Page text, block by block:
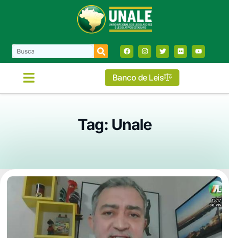
Banco de Leis
Tag: Unale